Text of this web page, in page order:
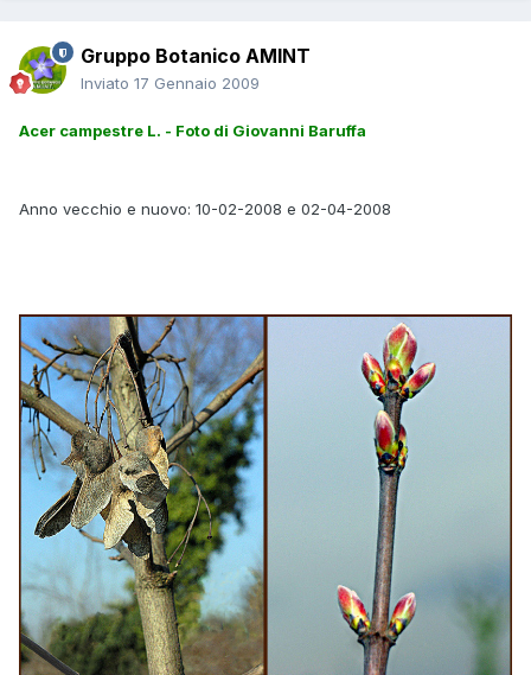
Gruppo Botanico AMINT
Inviato 17 Gennaio 2009
Acer campestre L. - Foto di Giovanni Baruffa
Anno vecchio e nuovo: 10-02-2008 e 02-04-2008